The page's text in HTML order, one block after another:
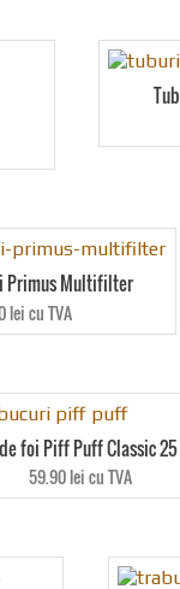
Primus Multifilter
lei cu TVA
foi Piff Puff Classic
59.90 lei cu TVA